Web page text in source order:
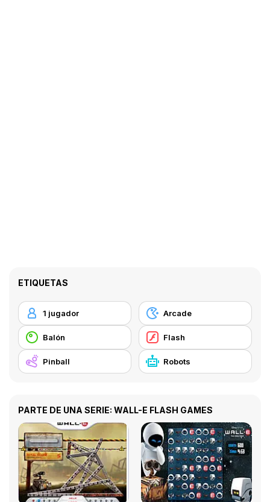
ETIQUETAS
1 jugador Arcade
Balón Flash
Pinball Robots
PARTE DE UNA SERIE: WALL-E FLASH GAMES